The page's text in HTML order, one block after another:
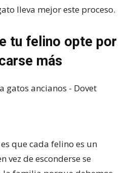
lleva mejor este proceso.
tu felino opte por
más
que cada felino es un
vez de esconderse se